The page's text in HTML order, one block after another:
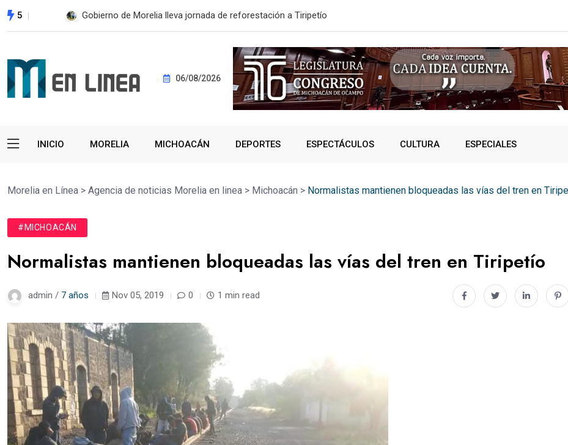
5 ESTE MIÉRCOLES, UMSNH LANZA TERCERA CONVOCATORIA DE NUEVO INGRESO SSP fortalece
06/08/2026
INICIO MORELIA MICHOACÁN DEPORTES ESPECTÁCULOS CULTURA ESPECIALES
Morelia en Línea > Agencia de noticias Morelia en linea > Michoacán > Normalistas mantienen bloqueadas las vías del tren en
#MICHOACÁN
Normalistas mantienen bloqueadas las vías del tren en Tiripetío
admin / 7 años Nov 05, 2019 0 1 min read